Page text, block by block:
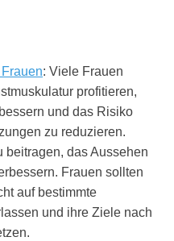
: Viele Frauen
profitieren,
und das Risiko
zu reduzieren.
beitragen, das Aussehen
Frauen sollten
auf bestimmte
und ihre Ziele nach